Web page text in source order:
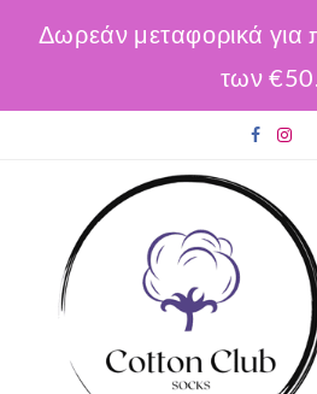
Δωρεάν μεταφορικά για
των